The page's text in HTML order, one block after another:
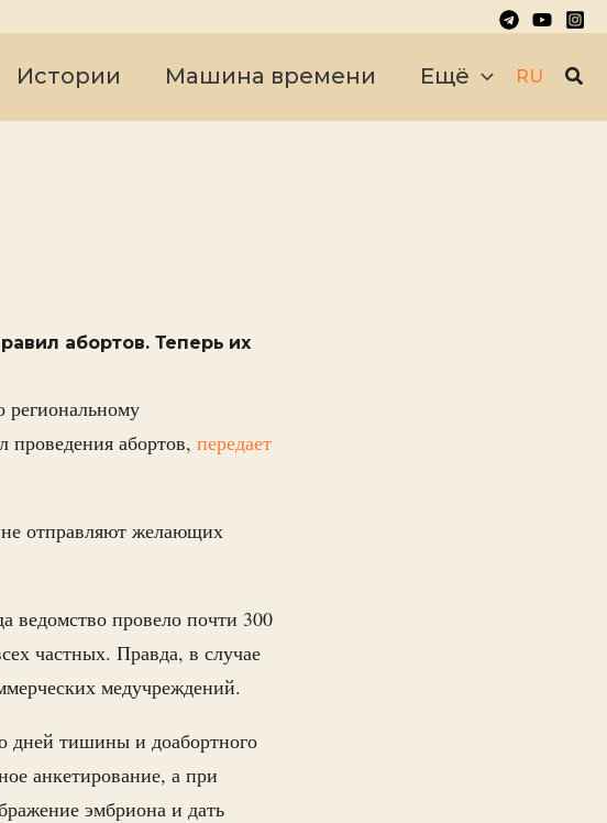
Истории Машина времени Ещё RU
абортов. Теперь их
региональному
абортов, передает
отправляют желающих
ведомство провело почти 300
частных. Правда, в случае
медучреждений.
дней тишины и доабортного
анкетирование, а при
эмбриона и дать